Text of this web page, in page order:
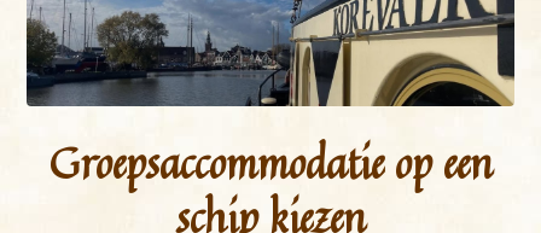
Groepsaccommodatie op een
schip kiezen